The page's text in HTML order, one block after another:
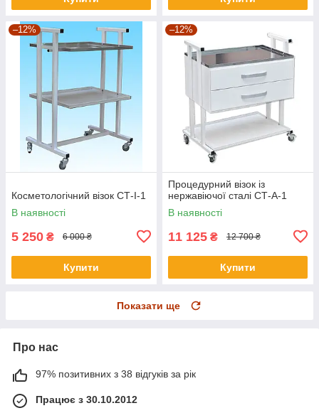
–12%
Косметологічний візок СТ-I-1
В наявності
5 250 ₴ 6 000 ₴
Купити
–12%
Процедурний візок із
нержавіючої сталі СТ-А-1
В наявності
11 125 ₴ 12 700 ₴
Купити
Показати ще
Про нас
97% позитивних з 38 відгуків за рік
Працює з 30.10.2012